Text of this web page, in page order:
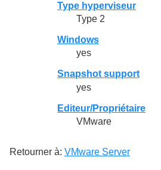
Type hyperviseur
Type 2
Windows
yes
Snapshot support
yes
Editeur/Propriétaire
VMware
Retourner à: VMware Server